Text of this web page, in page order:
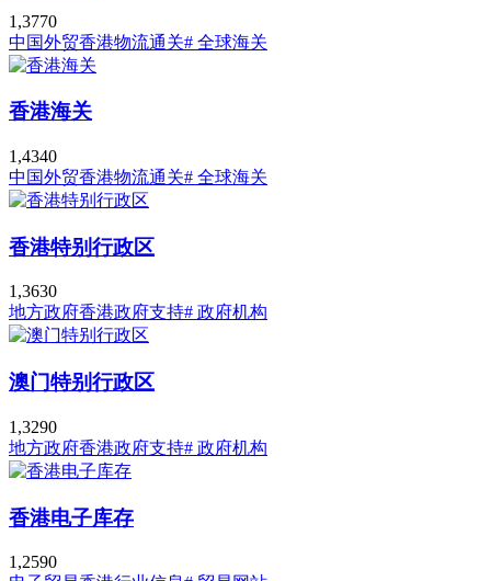
1,3770
中国外贸香港物流通关# 全球海关
香港海关
1,4340
中国外贸香港物流通关# 全球海关
香港特别行政区
1,3630
地方政府香港政府支持# 政府机构
澳门特别行政区
1,3290
地方政府香港政府支持# 政府机构
香港电子库存
1,2590